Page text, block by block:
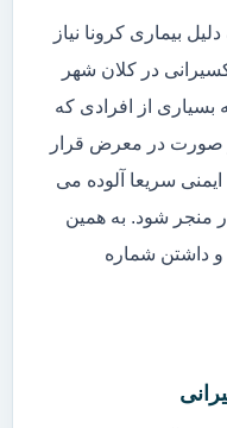
بیماری کرونا نیاز
در کلان شهر
بسیاری از افرادی که
صورت در معرض قرار
سریعا آلوده می
منجر شود. به همین
داشتن شماره